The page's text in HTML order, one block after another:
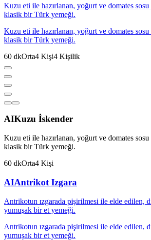
Kuzu eti ile hazırlanan, yoğurt ve domates
klasik bir Türk yemeği.
Kuzu eti ile hazırlanan, yoğurt ve domates
klasik bir Türk yemeği.
60 dkOrta4 Kişi4 Kişilik
AIKuzu İskender
Kuzu eti ile hazırlanan, yoğurt ve domates
klasik bir Türk yemeği.
60 dkOrta4 Kişi
AIAntrikot Izgara
Antrikotun ızgarada pişirilmesi ile elde edilen,
yumuşak bir et yemeği.
Antrikotun ızgarada pişirilmesi ile elde edilen,
yumuşak bir et yemeği.